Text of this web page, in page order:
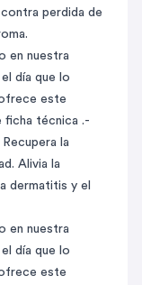
perdida de
en nuestra
día que lo
este
ficha técnica .-
la
Alivia la
dermatitis y el
en nuestra
día que lo
este